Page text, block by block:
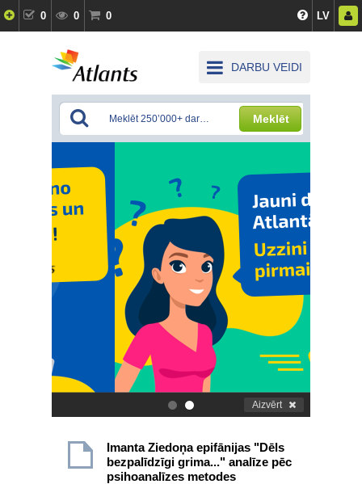
0 0 0 LV
DARBU VEIDI
Meklēt
. Aizvērt
Imanta Ziedoņa epifānijas "Dēls
bezpalīdzīgi grima..." analīze pēc
psihoanalīzes metodes